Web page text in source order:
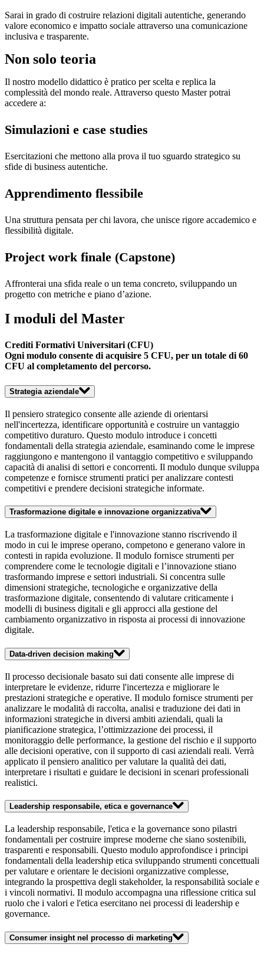
Sarai in grado di costruire relazioni digitali autentiche, generando
valore economico e impatto sociale attraverso una comunicazione
inclusiva e trasparente.
Non solo teoria
Il nostro modello didattico è pratico per scelta e replica la
complessità del mondo reale. Attraverso questo Master potrai
accedere a:
Simulazioni e case studies
Esercitazioni che mettono alla prova il tuo sguardo strategico su
sfide di business autentiche.
Apprendimento flessibile
Una struttura pensata per chi lavora, che unisce rigore accademico e
flessibilità digitale.
Project work finale (Capstone)
Affronterai una sfida reale o un tema concreto, sviluppando un
progetto con metriche e piano d’azione.
I moduli del Master
Crediti Formativi Universitari (CFU)
Ogni modulo consente di acquisire 5 CFU, per un totale di 60
CFU al completamento del percorso.
Strategia aziendale
Il pensiero strategico consente alle aziende di orientarsi
nell'incertezza, identificare opportunità e costruire un vantaggio
competitivo duraturo. Questo modulo introduce i concetti
fondamentali della strategia aziendale, esaminando come le imprese
raggiungono e mantengono il vantaggio competitivo e sviluppando
capacità di analisi di settori e concorrenti. Il modulo dunque sviluppa
competenze e fornisce strumenti pratici per analizzare contesti
competitivi e prendere decisioni strategiche informate.
Trasformazione digitale e innovazione organizzativa
La trasformazione digitale e l'innovazione stanno riscrivendo il
modo in cui le imprese operano, competono e generano valore in
contesti in rapida evoluzione. Il modulo fornisce strumenti per
comprendere come le tecnologie digitali e l’innovazione stiano
trasformando imprese e settori industriali. Si concentra sulle
dimensioni strategiche, tecnologiche e organizzative della
trasformazione digitale, consentendo di valutare criticamente i
modelli di business digitali e gli approcci alla gestione del
cambiamento organizzativo in risposta ai processi di innovazione
digitale.
Data-driven decision making
Il processo decisionale basato sui dati consente alle imprese di
interpretare le evidenze, ridurre l'incertezza e migliorare le
prestazioni strategiche e operative. Il modulo fornisce strumenti per
analizzare le modalità di raccolta, analisi e traduzione dei dati in
informazioni strategiche in diversi ambiti aziendali, quali la
pianificazione strategica, l’ottimizzazione dei processi, il
monitoraggio delle performance, la gestione del rischio e il supporto
alle decisioni operative, con il supporto di casi aziendali reali. Verrà
applicato il pensiero analitico per valutare la qualità dei dati,
interpretare i risultati e guidare le decisioni in scenari professionali
realistici.
Leadership responsabile, etica e governance
La leadership responsabile, l'etica e la governance sono pilastri
fondamentali per costruire imprese moderne che siano sostenibili,
trasparenti e responsabili. Questo modulo approfondisce i principi
fondamentali della leadership etica sviluppando strumenti concettuali
per valutare e orientare le decisioni organizzative complesse,
integrando la prospettiva degli stakeholder, la responsabilità sociale e
i vincoli normativi. Il modulo accompagna una riflessione critica sul
ruolo che i valori e l'etica esercitano nei processi di leadership e
governance.
Consumer insight nel processo di marketing